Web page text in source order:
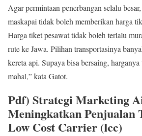
Agar permintaan penerbangan selalu
maskapai tidak boleh memberikan harga
Harga tiket pesawat tidak boleh terlalu
rute ke Jawa. Pilihan transportasinya
kereta api. Supaya bisa bersaing,
mahal,” kata Gatot.
Pdf) Strategi Marketing
Meningkatkan Penjualan
Low Cost Carrier (lcc)